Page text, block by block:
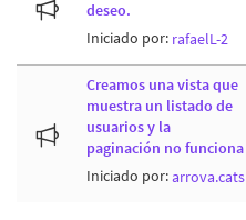
deseo.
Iniciado por: rafaelL-2
Creamos una vista que
muestra un listado de
usuarios y la
paginación no funciona
Iniciado por:arrova.cats